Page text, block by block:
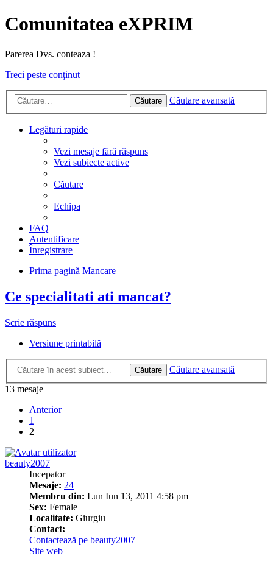
Comunitatea eXPRIM
Parerea Dvs. conteaza !
Treci peste conţinut
Căutare Căutare avansată
Legături rapide
Vezi mesaje fără răspuns
Vezi subiecte active
Căutare
Echipa
FAQ
Autentificare
Înregistrare
Prima pagină Mancare
Ce specialitati ati mancat?
Scrie răspuns
Versiune printabilă
Căutare
Căutare avansată
13 mesaje
Anterior
1
2
beauty2007
Incepator
Mesaje: 24
Membru din: Lun Iun 13, 2011 4:58 pm
Sex: Female
Localitate: Giurgiu
Contact:
Contactează pe beauty2007
Site web